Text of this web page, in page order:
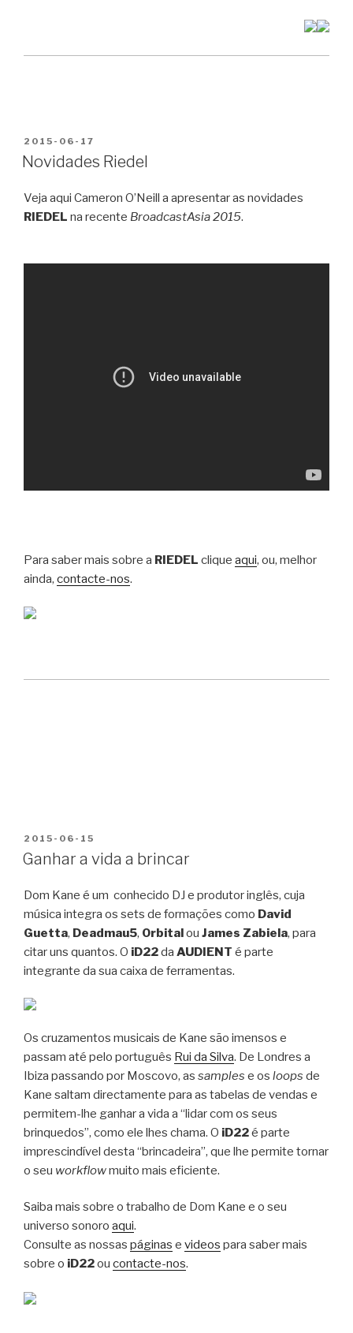
PUBLICADO
EM
2015-06-17
Novidades Riedel
Veja aqui Cameron O’Neill a apresentar as novidades
RIEDEL na recente BroadcastAsia 2015.
Para saber mais sobre a RIEDEL clique aqui, ou, melhor
ainda, contacte-nos.
PUBLICADO
EM
2015-06-15
Ganhar a vida a brincar
Dom Kane é um conhecido DJ e produtor inglês, cuja
música integra os sets de formações como David
Guetta, Deadmau5, Orbitalou James Zabiela, para
citar uns quantos. O iD22da AUDIENT é parte
integrante da sua caixa de ferramentas.
Os cruzamentos musicais de Kane são imensos e
passam até pelo português Rui da Silva. De Londres a
Ibiza passando por Moscovo, as samples e os loops de
Kane saltam directamente para as tabelas de vendas e
permitem-lhe ganhar a vida a “lidar com os seus
brinquedos”, como ele lhes chama. O iD22é parte
imprescindível desta “brincadeira”, que lhe permite tornar
o seu workflowmuito mais eficiente.
Saiba mais sobre o trabalho de Dom Kane e o seu
universo sonoro aqui.
Consulte as nossas páginas e videos para saber mais
sobre o iD22ou contacte-nos.